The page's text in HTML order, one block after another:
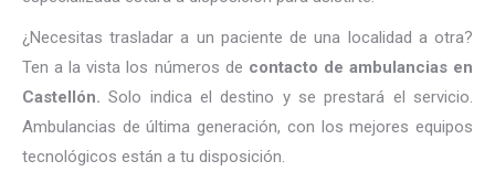
¿Necesitas trasladar a un paciente de una localidad a otra?
Ten a la vista los números de contacto de ambulancias en
Castellón.Solo indica el destino y se prestará el servicio.
Ambulancias de última generación, con los mejores equipos
tecnológicos están a tu disposición.